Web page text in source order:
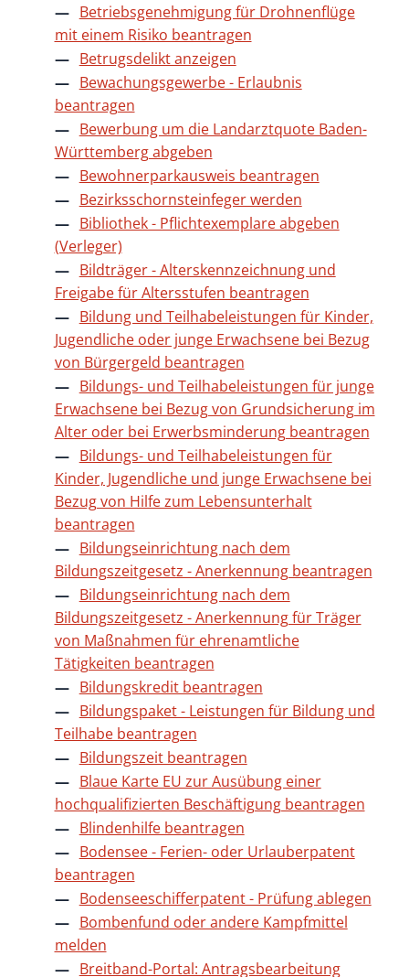
Betriebsgenehmigung für Drohnenflüge
mit einem Risiko beantragen
Betrugsdelikt anzeigen
Bewachungsgewerbe - Erlaubnis
beantragen
Bewerbung um die Landarztquote Baden-
Württemberg abgeben
Bewohnerparkausweis beantragen
Bezirksschornsteinfeger werden
Bibliothek - Pflichtexemplare abgeben
(Verleger)
Bildträger - Alterskennzeichnung und
Freigabe für Altersstufen beantragen
Bildung und Teilhabeleistungen für Kinder,
Jugendliche oder junge Erwachsene bei Bezug
von Bürgergeld beantragen
Bildungs- und Teilhabeleistungen für junge
Erwachsene bei Bezug von Grundsicherung im
Alter oder bei Erwerbsminderung beantragen
Bildungs- und Teilhabeleistungen für
Kinder, Jugendliche und junge Erwachsene bei
Bezug von Hilfe zum Lebensunterhalt
beantragen
Bildungseinrichtung nach dem
Bildungszeitgesetz - Anerkennung beantragen
Bildungseinrichtung nach dem
Bildungszeitgesetz - Anerkennung für Träger
von Maßnahmen für ehrenamtliche
Tätigkeiten beantragen
Bildungskredit beantragen
Bildungspaket - Leistungen für Bildung und
Teilhabe beantragen
Bildungszeit beantragen
Blaue Karte EU zur Ausübung einer
hochqualifizierten Beschäftigung beantragen
Blindenhilfe beantragen
Bodensee - Ferien- oder Urlauberpatent
beantragen
Bodenseeschifferpatent - Prüfung ablegen
Bombenfund oder andere Kampfmittel
melden
Breitband-Portal: Antragsbearbeitung